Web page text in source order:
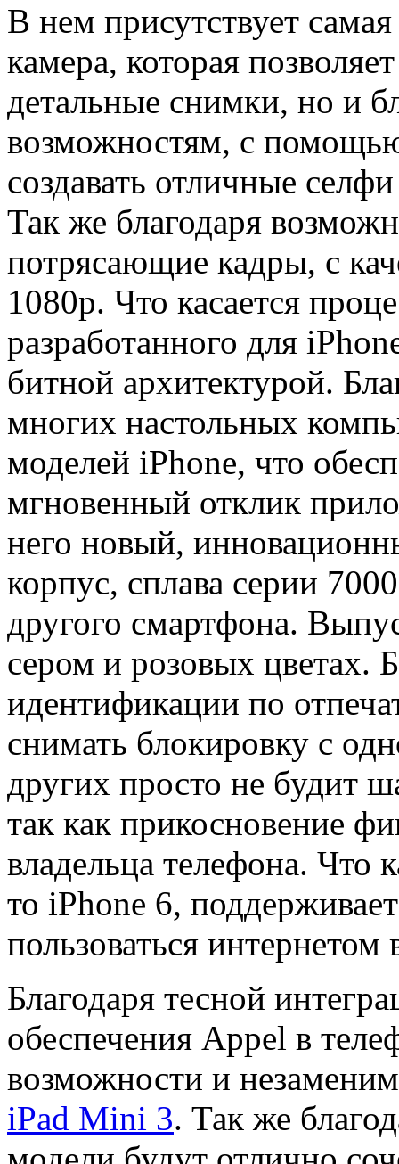
В нем присутствует
камера, которая
детальные снимки, но и
возможностям, с
создавать отличные
Так же благодаря
потрясающие кадры, с
1080р. Что касается
разработанного для
битной архитектурой.
многих настольных
моделей iPhone, что
мгновенный отклик
него новый,
корпус, сплава серии
другого смартфона.
сером и розовых
идентификации по
снимать блокировку с
других просто не будит
так как прикосновение
владельца телефона. Что
то iPhone 6,
пользоваться интернетом
Благодаря тесной
обеспечения Appel в
возможности и
iPad Mini 3. Так же